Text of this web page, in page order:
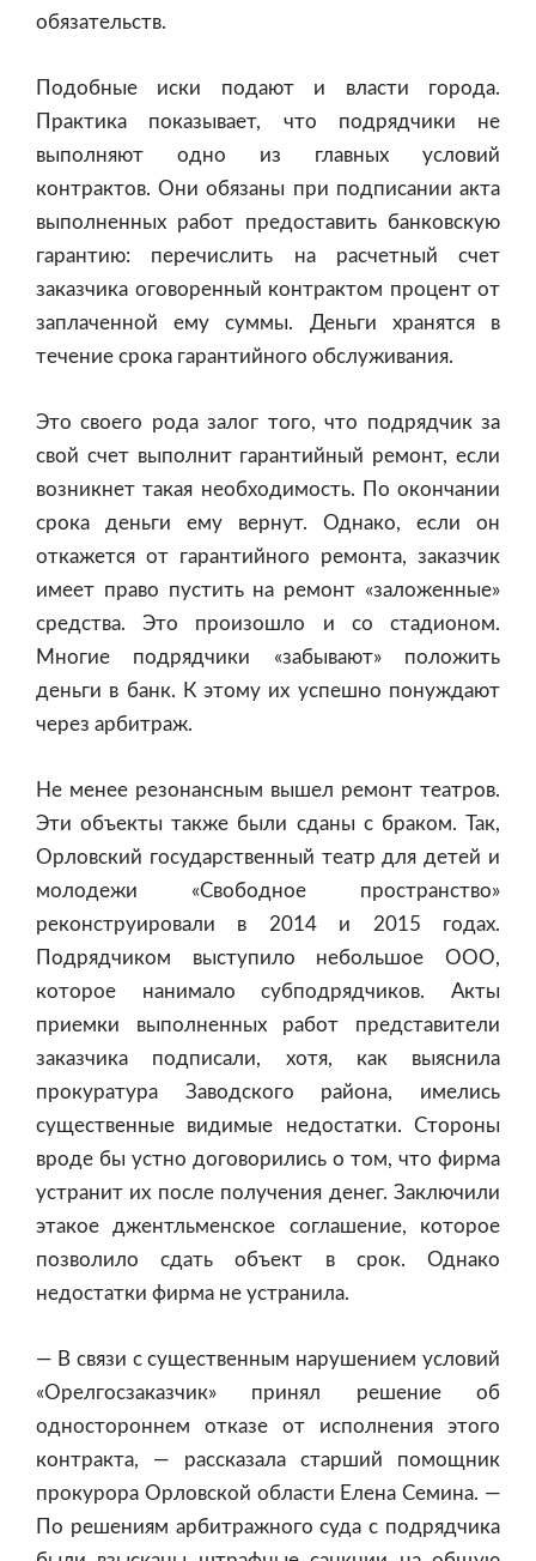
обязательств.
Подобные иски подают и власти города.
Практика показывает, что подрядчики не
выполняют одно из главных условий
контрактов. Они обязаны при подписании акта
выполненных работ предоставить банковскую
гарантию: перечислить на расчетный счет
заказчика оговоренный контрактом процент от
заплаченной ему суммы. Деньги хранятся в
течение срока гарантийного обслуживания.
Это своего рода залог того, что подрядчик за
свой счет выполнит гарантийный ремонт, если
возникнет такая необходимость. По окончании
срока деньги ему вернут. Однако, если он
откажется от гарантийного ремонта, заказчик
имеет право пустить на ремонт «заложенные»
средства. Это произошло и со стадионом.
Многие подрядчики «забывают» положить
деньги в банк. К этому их успешно понуждают
через арбитраж.
Не менее резонансным вышел ремонт театров.
Эти объекты также были сданы с браком. Так,
Орловский государственный театр для детей и
молодежи «Свободное пространство»
реконструировали в 2014 и 2015 годах.
Подрядчиком выступило небольшое ООО,
которое нанимало субподрядчиков. Акты
приемки выполненных работ представители
заказчика подписали, хотя, как выяснила
прокуратура Заводского района, имелись
существенные видимые недостатки. Стороны
вроде бы устно договорились о том, что фирма
устранит их после получения денег. Заключили
этакое джентльменское соглашение, которое
позволило сдать объект в срок. Однако
недостатки фирма не устранила.
— В связи с существенным нарушением условий
«Орелгосзаказчик» принял решение об
одностороннем отказе от исполнения этого
контракта, — рассказала старший помощник
прокурора Орловской области Елена Семина. —
По решениям арбитражного суда с подрядчика